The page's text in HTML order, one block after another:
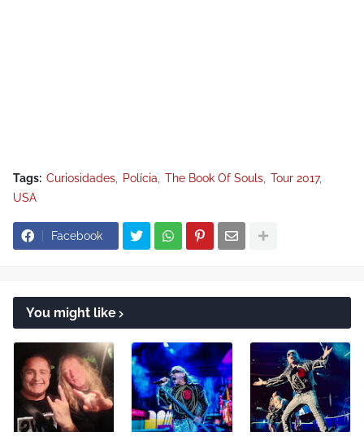
Tags: Curiosidades Polícia The Book Of Souls Tour 2017
USA
Facebook
You might like